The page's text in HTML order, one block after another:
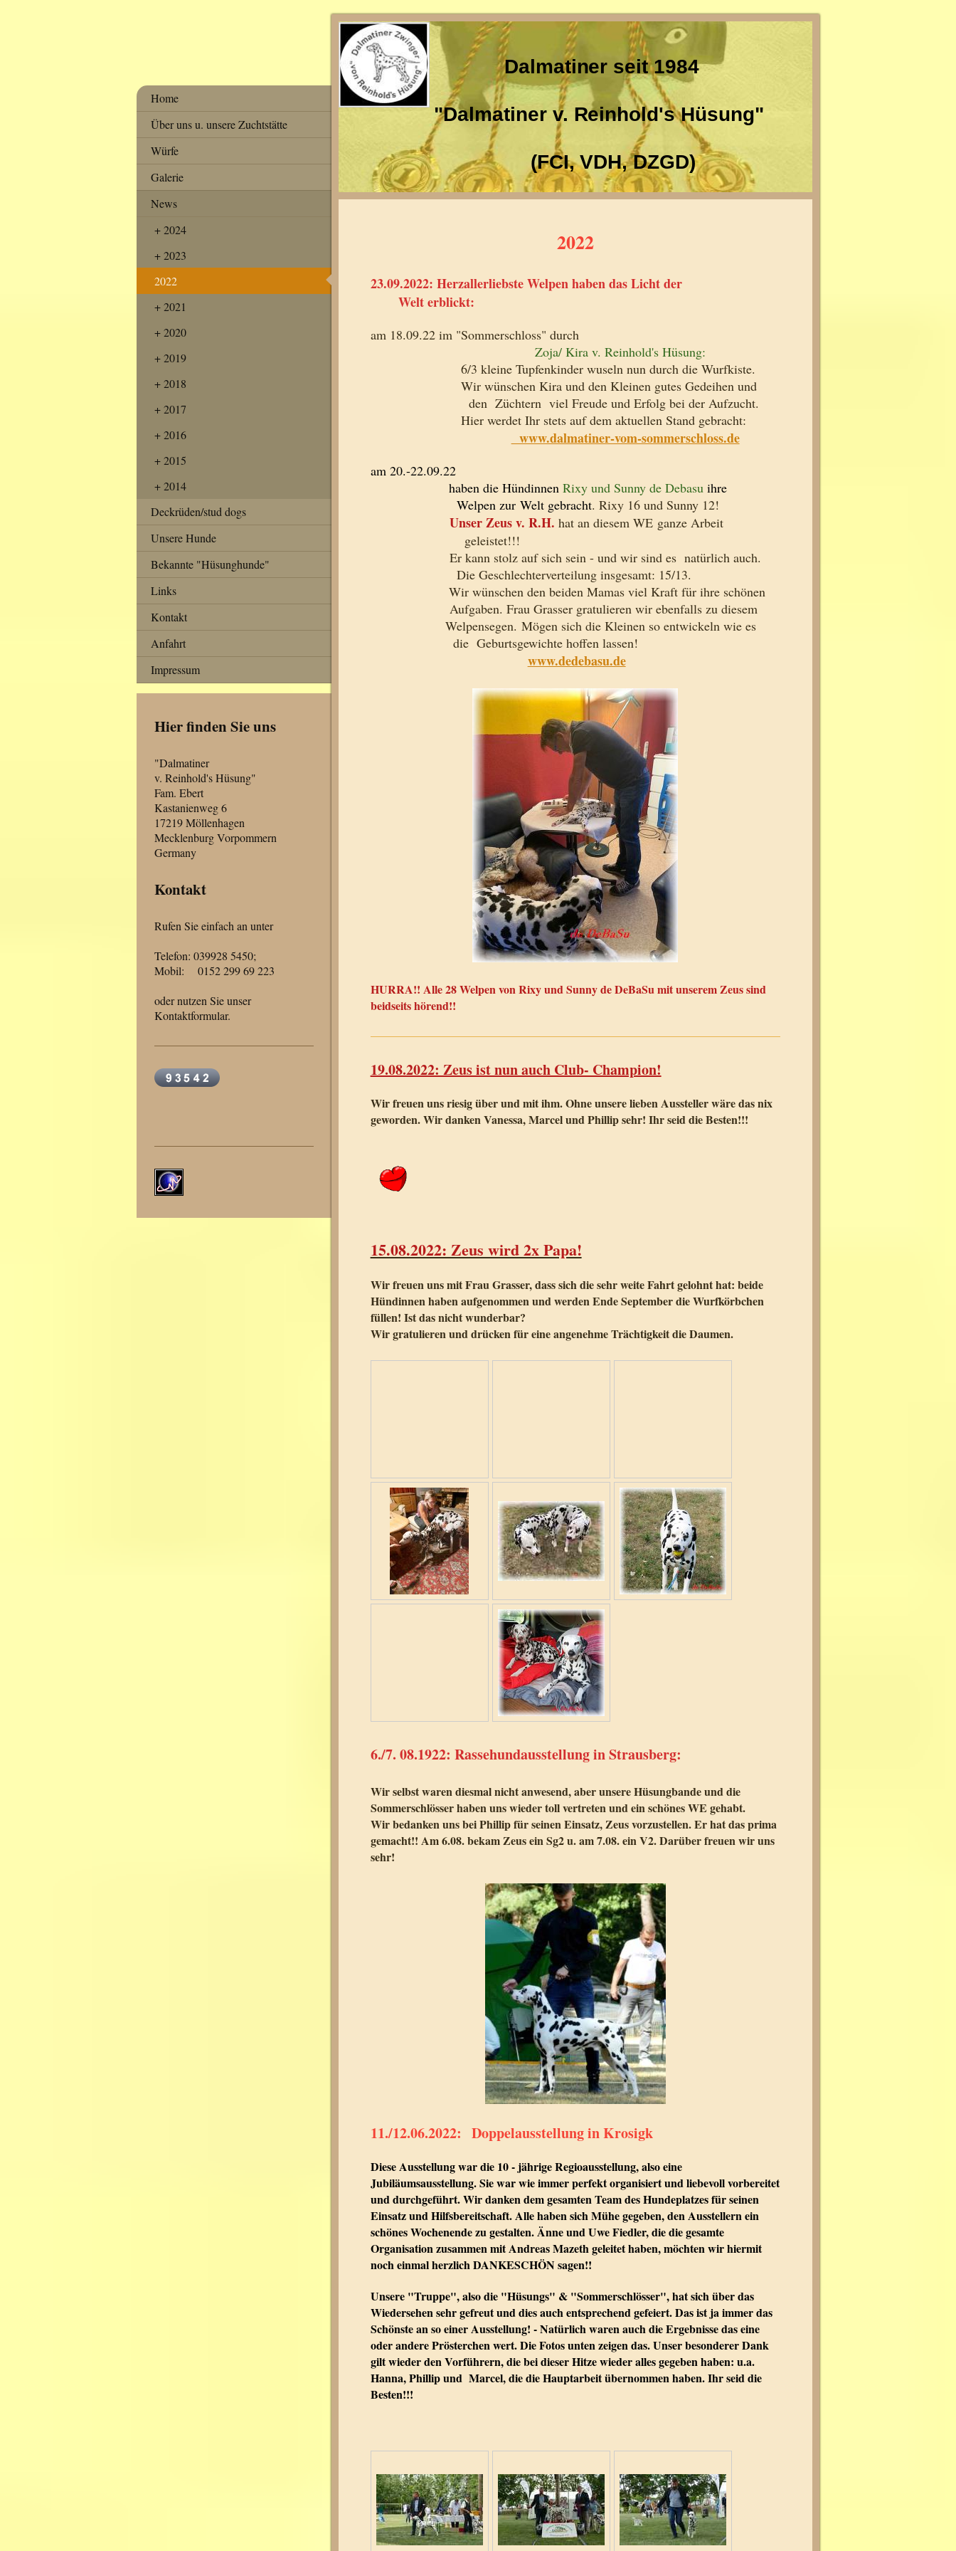
Dalmatiner seit 1984
"Dalmatiner v. Reinhold's Hüsung"
(FCI, VDH, DZGD)
2022
23.09.2022: Herzallerliebste Welpen haben das Licht der
Welt erblickt:
am 18.09.22 im "Sommerschloss" durch
Zoja/ Kira v. Reinhold's Hüsung:
6/3 kleine Tupfenkinder wuseln nun durch die Wurfkiste.
Wir wünschen Kira und den Kleinen gutes Gedeihen und
den Züchtern viel Freude und Erfolg bei der Aufzucht.
Hier werdet Ihr stets auf dem aktuellen Stand gebracht:
www.dalmatiner-vom-sommerschloss.de
am 20.-22.09.22
haben die Hündinnen Rixy und Sunny de Debasu ihre
Welpen zur Welt gebracht. Rixy 16 und Sunny 12!
Unser Zeus v. R.H. hat an diesem WE ganze Arbeit
geleistet!!!
Er kann stolz auf sich sein - und wir sind es natürlich auch.
Die Geschlechterverteilung insgesamt: 15/13.
Wir wünschen den beiden Mamas viel Kraft für ihre schönen
Aufgaben. Frau Grasser gratulieren wir ebenfalls zu diesem
Welpensegen. Mögen sich die Kleinen so entwickeln wie es
die Geburtsgewichte hoffen lassen!
www.dedebasu.de
HURRA!! Alle 28 Welpen von Rixy und Sunny de DeBaSu mit unserem Zeus sind
beidseits hörend!!
19.08.2022: Zeus ist nun auch Club- Champion!
Wir freuen uns riesig über und mit ihm. Ohne unsere lieben Aussteller wäre das nix
geworden. Wir danken Vanessa, Marcel und Phillip sehr! Ihr seid die Besten!!!
15.08.2022: Zeus wird 2x Papa!
Wir freuen uns mit Frau Grasser, dass sich die sehr weite Fahrt gelohnt hat: beide
Hündinnen haben aufgenommen und werden Ende September die Wurfkörbchen
füllen! Ist das nicht wunderbar?
Wir gratulieren und drücken für eine angenehme Trächtigkeit die Daumen.
6./7. 08.1922: Rassehundausstellung in Strausberg:
Wir selbst waren diesmal nicht anwesend, aber unsere Hüsungbande und die
Sommerschlösser haben uns wieder toll vertreten und ein schönes WE gehabt.
Wir bedanken uns bei Phillip für seinen Einsatz, Zeus vorzustellen. Er hat das prima
gemacht!! Am 6.08. bekam Zeus ein Sg2 u. am 7.08. ein V2. Darüber freuen wir uns
sehr!
11./12.06.2022: Doppelausstellung in Krosigk
Diese Ausstellung war die 10 - jährige Regioausstellung, also eine
Jubiläumsausstellung. Sie war wie immer perfekt organisiert und liebevoll vorbereitet
und durchgeführt. Wir danken dem gesamten Team des Hundeplatzes für seinen
Einsatz und Hilfsbereitschaft. Alle haben sich Mühe gegeben, den Ausstellern ein
schönes Wochenende zu gestalten. Änne und Uwe Fiedler, die die gesamte
Organisation zusammen mit Andreas Mazeth geleitet haben, möchten wir hiermit
noch einmal herzlich DANKESCHÖN sagen!!
Unsere "Truppe", also die "Hüsungs" & "Sommerschlösser", hat sich über das
Wiedersehen sehr gefreut und dies auch entsprechend gefeiert. Das ist ja immer das
Schönste an so einer Ausstellung! - Natürlich waren auch die Ergebnisse das eine
oder andere Prösterchen wert. Die Fotos unten zeigen das. Unser besonderer Dank
gilt wieder den Vorführern, die bei dieser Hitze wieder alles gegeben haben: u.a.
Hanna, Phillip und Marcel, die die Hauptarbeit übernommen haben. Ihr seid die
Besten!!!
Home
Über uns u. unsere Zuchtstätte
Würfe
Galerie
News
2024
2023
2022
2021
2020
2019
2018
2017
2016
2015
2014
Deckrüden/stud dogs
Unsere Hunde
Bekannte "Hüsunghunde"
Links
Kontakt
Anfahrt
Impressum
Hier finden Sie uns
"Dalmatiner
v. Reinhold's Hüsung"
Fam. Ebert
Kastanienweg 6
17219 Möllenhagen
Mecklenburg Vorpommern
Germany
Kontakt
Rufen Sie einfach an unter
Telefon: 039928 5450;
Mobil: 0152 299 69 223
oder nutzen Sie unser
Kontaktformular.